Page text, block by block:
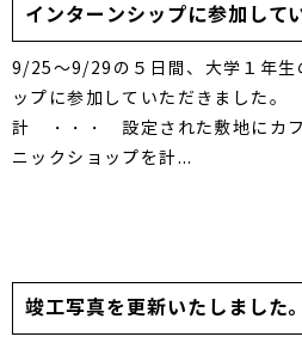
インターンシップに参加して
9/25～9/29の５日間、大学１年生
ップに参加していただきました
計 ・・・ 設定された敷地にカフ
ニックショップを計...
竣工写真を更新いたしました。